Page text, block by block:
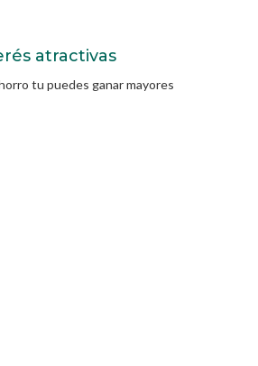
atractivas
tu puedes ganar mayores